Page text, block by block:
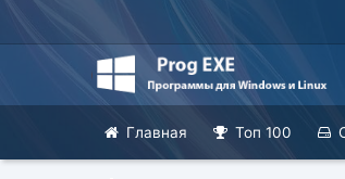
Главная Топ 100